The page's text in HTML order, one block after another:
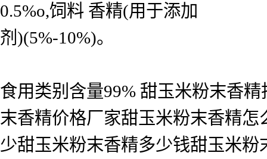
0.5%o,饲料 香精(用于添加
剂)(5%-10%)。
食用类别含量99% 甜玉米粉末香
末香精价格厂家甜玉米粉末香精
少甜玉米粉末香精多少钱甜玉米